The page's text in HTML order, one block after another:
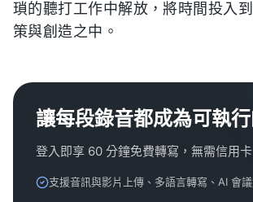
瑣的聽打工作中解放，將時間投入
策與創造之中。
讓每段錄音都成為可執
登入即享 60 分鐘免費轉寫，無需信用卡
支援音訊與影片上傳、多語言轉寫、AI 會